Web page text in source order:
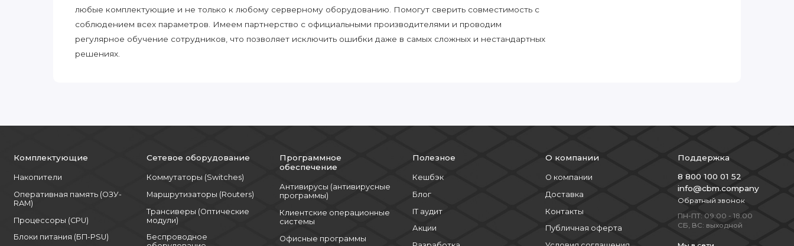
любые комплектующие и не только к любому серверному оборудованию. Помогут сверить совместимость с
соблюдением всех параметров. Имеем партнерство с официальными производителями и проводим
регулярное обучение сотрудников, что позволяет исключить ошибки даже в самых сложных и нестандартных
решениях.
Комплектующие
Накопители
Оперативная память (ОЗУ-
RAM)
Процессоры (CPU)
Блоки питания (БП-PSU)
Сетевое оборудование
Коммутаторы (Switches)
Маршрутизаторы (Routers)
Трансиверы (Оптические
модули)
Беспроводное
Программное
обеспечение
Антивирусы (антивирусные
программы)
Клиентские операционные
системы
Офисные программы
Полезное
Кешбэк
Блог
IT аудит
Акции
О компании
О компании
Доставка
Контакты
Публичная оферта
Поддержка
8 800 100 01 52
info@cbm.company
Обратный звонок
ПН-ПТ: 09:00 - 18:00
СБ, ВС: выходной